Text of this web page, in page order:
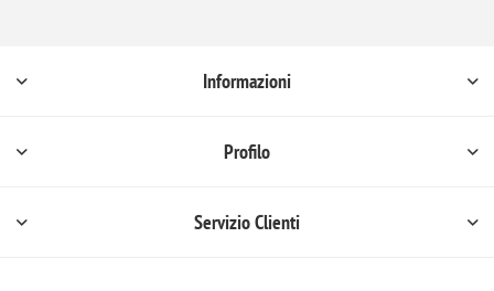
Informazioni
Profilo
Servizio Clienti